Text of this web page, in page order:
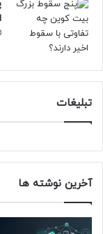
نرم افزار و
تبلیغات
آخرین نوشته ها